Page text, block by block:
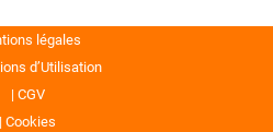
légales
d’Utilisation
CGV
Cookies